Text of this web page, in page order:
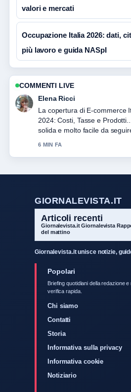
valori e mercati
Occupazione Italia 2026: dati,
più lavoro e guida NASpI
COMMENTI LIVE
Elena Ricci
La copertura di E-commerce
2024: Costi, Tasse e
solida e molto facile da
6 MIN FA
GIORNALEVISTA.IT
Articoli recenti
Giornalevista.it Giornalevista
del mattino
Giornalevista.it unisce notizie,
Popolari
Briefing quotidiani della redazione
verifica rapida.
Chi siamo
Contatti
Storia
Informativa sulla privacy
Informativa cookie
Notiziario